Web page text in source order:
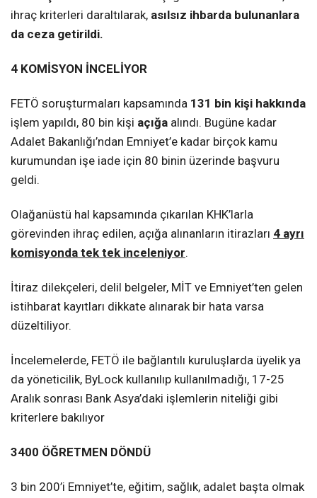
ihraç kriterleri daraltılarak, asılsız ihbarda bulunanlara
da ceza getirildi.
4 KOMİSYON İNCELİYOR
FETÖ soruşturmaları kapsamında 131 bin kişi hakkında
işlem yapıldı, 80 bin kişi açığa alındı. Bugüne kadar
Adalet Bakanlığı’ndan Emniyet’e kadar birçok kamu
kurumundan işe iade için 80 binin üzerinde başvuru
geldi.
Olağanüstü hal kapsamında çıkarılan KHK’larla
görevinden ihraç edilen, açığa alınanların itirazları 4 ayrı
komisyonda tek tek inceleniyor.
İtiraz dilekçeleri, delil belgeler, MİT ve Emniyet’ten gelen
istihbarat kayıtları dikkate alınarak bir hata varsa
düzeltiliyor.
İncelemelerde, FETÖ ile bağlantılı kuruluşlarda üyelik ya
da yöneticilik, ByLock kullanılıp kullanılmadığı, 17-25
Aralık sonrası Bank Asya’daki işlemlerin niteliği gibi
kriterlere bakılıyor
3400 ÖĞRETMEN DÖNDÜ
3 bin 200’i Emniyet’te, eğitim, sağlık, adalet başta olmak